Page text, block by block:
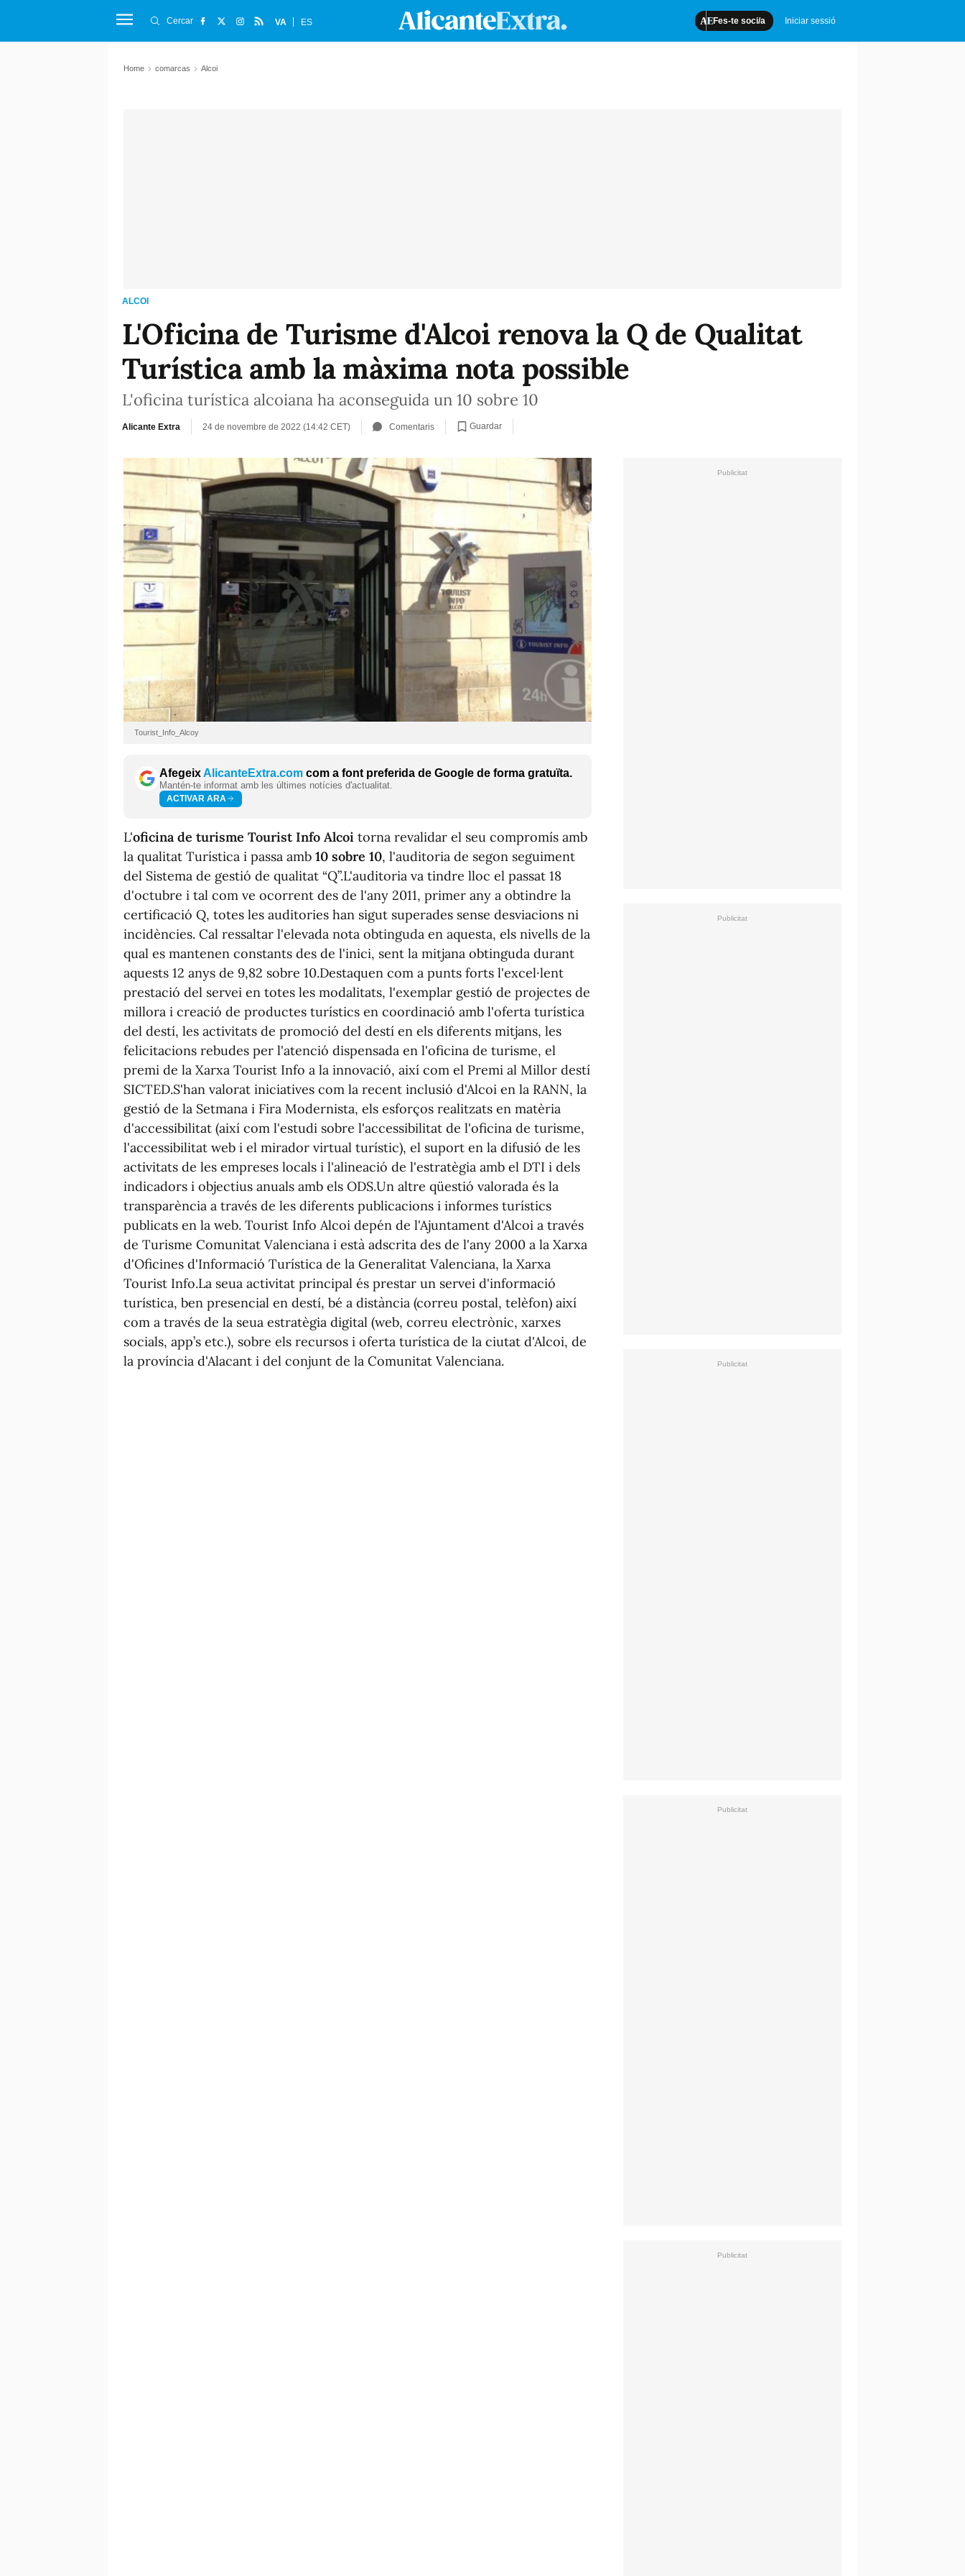
Fes-te soci/a Iniciar sessió
Cercar VA ES
Home comarcas Alcoi
ALCOI
L'Oficina de Turisme d'Alcoi renova la Q de Qualitat
Turística amb la màxima nota possible
L'oficina turística alcoiana ha aconseguida un 10 sobre 10
Alicante Extra 24 de novembre de 2022 (14:42 CET) Comentaris Guardar
Tourist_Info_Alcoy
AfegeixAlicanteExtra.com com a font preferida de Google de forma gratuïta.
Mantén-te informat amb les últimes notícies d'actualitat.
ACTIVAR ARA
L'oficina de turisme Tourist Info Alcoi torna revalidar el seu compromís amb
la qualitat Turística i passa amb 10 sobre 10, l'auditoria de segon seguiment
del Sistema de gestió de qualitat “Q”.L'auditoria va tindre lloc el passat 18
d'octubre i tal com ve ocorrent des de l'any 2011, primer any a obtindre la
certificació Q, totes les auditories han sigut superades sense desviacions ni
incidències. Cal ressaltar l'elevada nota obtinguda en aquesta, els nivells de la
qual es mantenen constants des de l'inici, sent la mitjana obtinguda durant
aquests 12 anys de 9,82 sobre 10.Destaquen com a punts forts l'excel·lent
prestació del servei en totes les modalitats, l'exemplar gestió de projectes de
millora i creació de productes turístics en coordinació amb l'oferta turística
del destí, les activitats de promoció del destí en els diferents mitjans, les
felicitacions rebudes per l'atenció dispensada en l'oficina de turisme, el
premi de la Xarxa Tourist Info a la innovació, així com el Premi al Millor destí
SICTED.S'han valorat iniciatives com la recent inclusió d'Alcoi en la RANN, la
gestió de la Setmana i Fira Modernista, els esforços realitzats en matèria
d'accessibilitat (així com l'estudi sobre l'accessibilitat de l'oficina de turisme,
l'accessibilitat web i el mirador virtual turístic), el suport en la difusió de les
activitats de les empreses locals i l'alineació de l'estratègia amb el DTI i dels
indicadors i objectius anuals amb els ODS.Un altre qüestió valorada és la
transparència a través de les diferents publicacions i informes turístics
publicats en la web. Tourist Info Alcoi depén de l'Ajuntament d'Alcoi a través
de Turisme Comunitat Valenciana i està adscrita des de l'any 2000 a la Xarxa
d'Oficines d'Informació Turística de la Generalitat Valenciana, la Xarxa
Tourist Info.La seua activitat principal és prestar un servei d'informació
turística, ben presencial en destí, bé a distància (correu postal, telèfon) així
com a través de la seua estratègia digital (web, correu electrònic, xarxes
socials, app’s etc.), sobre els recursos i oferta turística de la ciutat d'Alcoi, de
la província d'Alacant i del conjunt de la Comunitat Valenciana.